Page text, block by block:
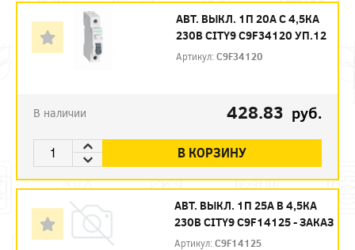
АВТ. ВЫКЛ. 1П 20А С 4,5КА
230В CITY9 C9F34120 УП.12
Артикул:C9F34120
В наличии 428.83 руб.
В КОРЗИНУ
АВТ. ВЫКЛ. 1П 25А B 4,5КА
230В CITY9 C9F14125 - ЗАКАЗ
Артикул:C9F14125